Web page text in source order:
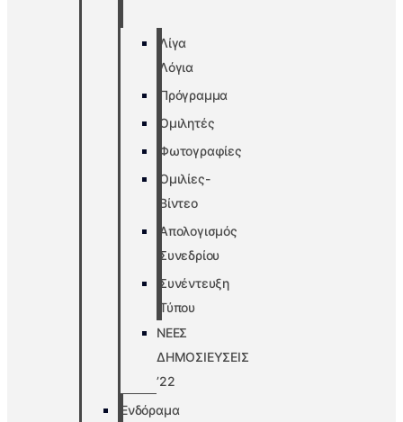
Λίγα
Λόγια
Πρόγραμμα
Ομιλητές
Φωτογραφίες
Ομιλίες-
Βίντεο
Απολογισμός
Συνεδρίου
Συνέντευξη
Τύπου
ΝΕΕΣ
ΔΗΜΟΣΙΕΥΣΕΙΣ
’22
Ενδόραμα